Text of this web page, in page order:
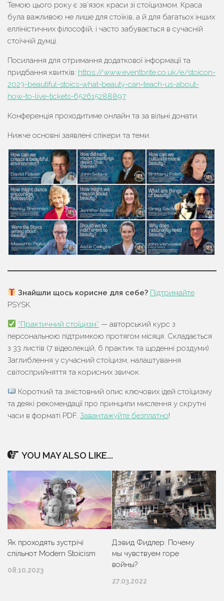
Темою цього року є зв’язок краси зі стоїцизмом. Краса
була важливою не лише для стоїків, а й для багатьох інших
елліністичних філософій, і часто забувається в сучасній
стоїчній думці.
Посилання для отримання додаткової інформації та
придбання квитків: https://www.eventbrite.co.uk/e/stoicon-
2023-beautiful-stoics-what-beauty-can-teach-us-about-
how-to-live-tickets-652615288897
Конференція проходитиме онлайн та за вільні донати.
Нижче основні заявлені спікери та теми.
Знайшли щось корисне для себе? Підтримайте
PSYSK.
“Практичний стоїцизм” — авторський курс з
персональною підтримкою протягом місяця. Складається
з 33 листів (7 відеолекцій, 6 практик та щоденні роздуми).
Заглиблення у сучасний стоїцизм, налаштування
світосприйняття та корисних звичок.
Короткий та змістовний опис ключових ідей стоїцизму
та деякі рекомендації про принципи мислення у скрутні
часи в форматі PDF. Завантажуйте безплатно!
YOU MAY ALSO LIKE...
Як проходять зустрічі
спільнот Modern Stoicism
08.10.2023
Дэвид Фидлер: Почему
мы чувствуем горе
войны?
27.03.2022